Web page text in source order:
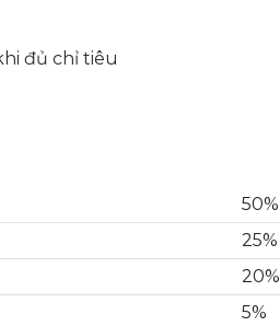
đủ chỉ tiêu
50%
25%
20%
5%